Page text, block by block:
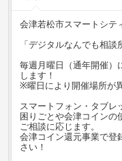
会津若松市スマートシテ
「デジタルなんでも相談
毎週月曜日（通年開催）
します！
※曜日により開催場所が
スマートフォン・タブレ
困りごとや会津コインの
ご相談に応じます。
会津コイン還元事業で登
さい！